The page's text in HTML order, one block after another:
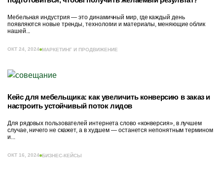
Мебельная индустрия — это динамичный мир, где каждый день
появляются новые тренды, технологии и материалы, меняющие облик
нашей...
ОКТ 24, 2024 МАРКЕТИНГ И ПРОДВИЖЕНИЕ
Кейс для мебельщика: как увеличить конверсию в заказ и
настроить устойчивый поток лидов
Для рядовых пользователей интернета слово «конверсия», в лучшем
случае, ничего не скажет, а в худшем — останется непонятным термином
и...
ОКТ 16, 2024 БИЗНЕС-КЕЙСЫ